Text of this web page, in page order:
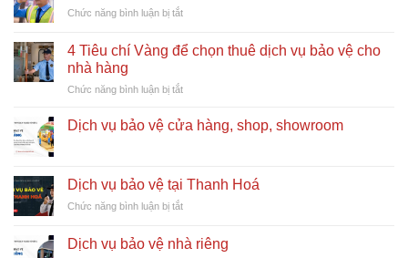
Chức năng bình luận bị tắtở
làm
nghề
vệ
có
4 Tiêu chí Vàng để chọn thuê dịch vụ bảo vệ cho
nhà hàng
Chức năng bình luận bị tắtở
Tiêu
chọn
dịch
bảo
Dịch vụ bảo vệ cửa hàng, shop, showroom
Dịch vụ bảo vệ tại Thanh Hoá
Chức năng bình luận bị tắtở
vụ
bảo
Dịch vụ bảo vệ nhà riêng